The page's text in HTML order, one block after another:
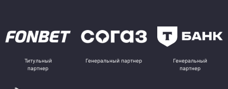
Титульный
партнер
Генеральный партнер
Генеральный
партнер